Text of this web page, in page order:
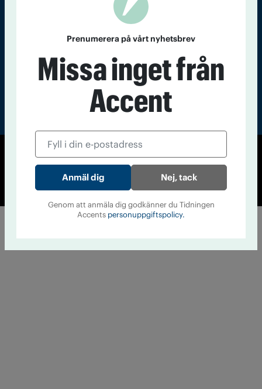
© Tidningen Accent 2026
Cookiepolicy
Personuppgiftspolicy
Prenumerera på vårt nyhetsbrev
Missa inget från
Accent
Nej, tack
Genom att anmäla dig godkänner du Tidningen
Accents personuppgiftspolicy.